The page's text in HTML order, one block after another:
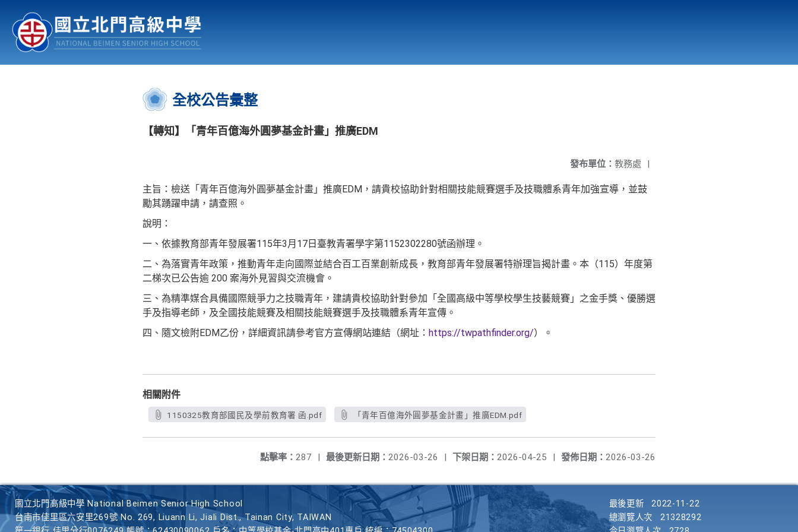
認識北中 行事曆
:::
全校公告彙整
【轉知】「青年百億海外圓夢基金計畫」推廣EDM
發布單位： 教務處 |
主旨：檢送「青年百億海外圓夢基金計畫」推廣EDM，請貴校協助針對相關技能競賽選手及技職體系青年加強宣導，並鼓
勵其踴躍申請，請查照。
說明：
一、依據教育部青年發展署115年3月17日臺教青署學字第1152302280號函辦理。
二、為落實青年政策，推動青年走向國際並結合百工百業創新成長，教育部青年發展署特辦理旨揭計畫。本（115）年度第
二梯次已公告逾 200 案海外見習與交流機會。
三、為精準媒合具備國際競爭力之技職青年，建請貴校協助針對參加「全國高級中等學校學生技藝競賽」之金手獎、優勝選
手及指導老師，及全國技能競賽及相關技能競賽選手及技職體系青年宣傳。
四、隨文檢附EDM乙份，詳細資訊請參考官方宣傳網站連結（網址： https://twpathfinder.org/）。
相關附件
1150325教育部國民及學前教育署 函.pdf 「青年百億海外圓夢基金計畫」推廣EDM.pdf
發佈日期： 2026-03-26
下架日期： 2026-04-25 |
最後更新日期： 2026-03-26 |
點擊率： 287 |
國立北門高級中學 National Beimen Senior High School
台南市佳里區六安里269號 No. 269, Liuann Li, Jiali Dist., Tainan City, TAIWAN
最後更新
2022-11-22
總瀏覽人次
21328292